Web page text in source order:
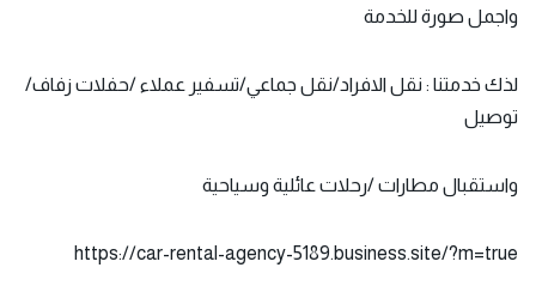
واجمل صورة للخدمة
لذك خدمتنا : نقل الافراد/نقل جماعي/تسفير عملاء /حفلات زفاف/
توصيل
واستقبال مطارات /رحلات عائلية وسياحية
https://car-rental-agency-5189.business.site/?m=true